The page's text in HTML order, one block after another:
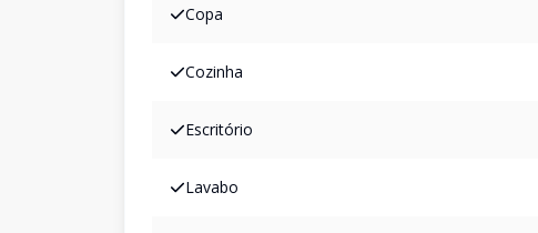
Copa
Cozinha
Escritório
Lavabo